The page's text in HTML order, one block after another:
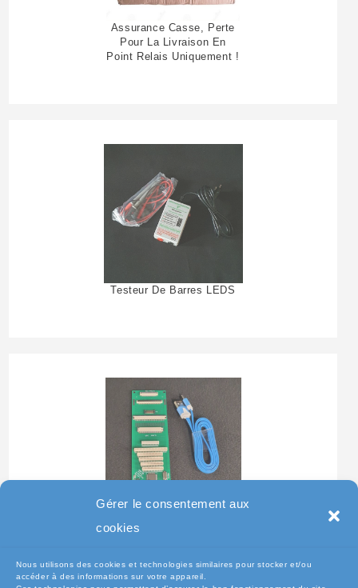
Gérer le consentement aux
cookies
Nous utilisons des cookies et technologies similaires pour stocker et/ou
accéder à des informations sur votre appareil.
Assurance Casse, Perte
Pour La Livraison En
Point Relais Uniquement !
Testeur De Barres LEDS